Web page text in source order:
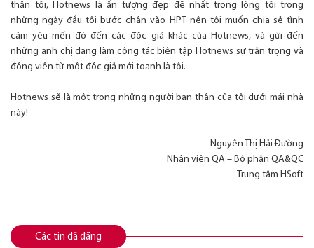
thân tôi, Hotnews là ấn tượng đẹp đẽ nhất trong lòng tôi trong
những ngày đầu tôi bước chân vào HPT nên tôi muốn chia sẻ tình
cảm yêu mến đó đến các độc giả khác của Hotnews, và gửi đến
những anh chị đang làm công tác biên tập Hotnews sự trân trọng và
động viên từ một độc giả mới toanh là tôi.
Hotnews sẽ là một trong những người bạn thân của tôi dưới mái nhà
này!
Nguyễn Thị Hải Đường
Nhân viên QA – Bộ phận QA&QC
Trung tâm HSoft
Các tin đã đăng